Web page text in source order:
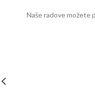
Naše radove možete